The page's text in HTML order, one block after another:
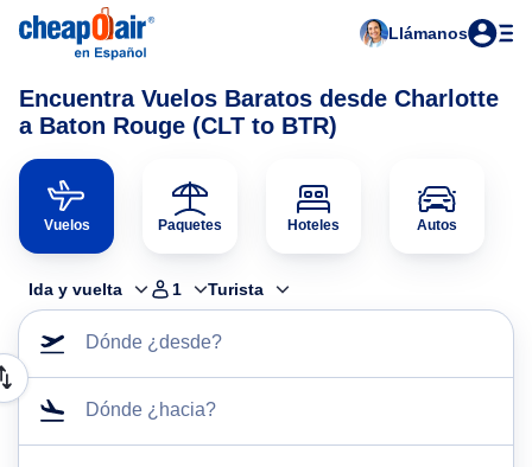
Llámanos
Encuentra Vuelos Baratos desde Charlotte
a Baton Rouge (CLT to BTR)
Vuelos Paquetes Hoteles Autos
Ida y vuelta 1 Turista
Dónde ¿desde?
Dónde ¿hacia?